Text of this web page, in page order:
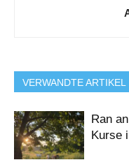
VERWANDTE ARTIKEL
Ran
Kurse